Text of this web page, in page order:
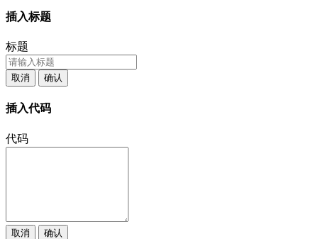
插入标题
标题
取消 确认
插入代码
代码
取消 确认